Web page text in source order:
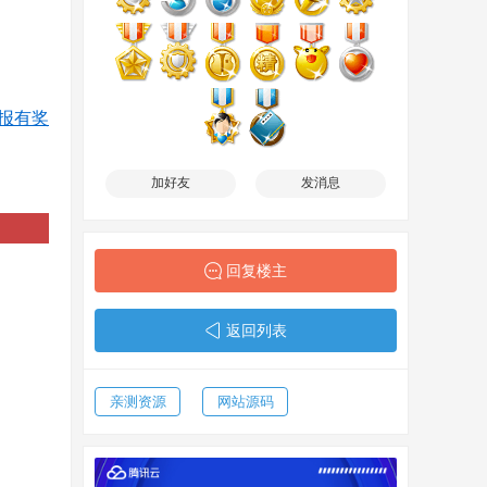
有奖
加好友 发消息
回复楼主
返回列表
亲测资源 网站源码